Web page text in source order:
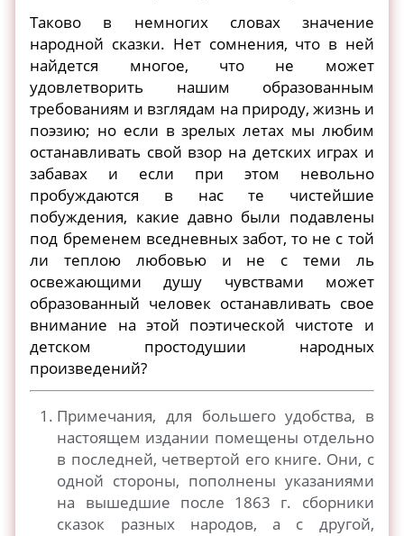
Таково в немногих словах значение
народной сказки. Нет сомнения, что в ней
найдется многое, что не может
удовлетворить нашим образованным
требованиям и взглядам на природу, жизнь и
поэзию; но если в зрелых летах мы любим
останавливать свой взор на детских играх и
забавах и если при этом невольно
пробуждаются в нас те чистейшие
побуждения, какие давно были подавлены
под бременем вседневных забот, то не с той
ли теплою любовью и не с теми ль
освежающими душу чувствами может
образованный человек останавливать свое
внимание на этой поэтической чистоте и
детском простодушии народных
произведений?
Примечания, для большего удобства, в
настоящем издании помещены отдельно
в последней, четвертой его книге. Они, с
одной стороны, пополнены указаниями
на вышедшие после 1863 г. сборники
сказок разных народов, а с другой,